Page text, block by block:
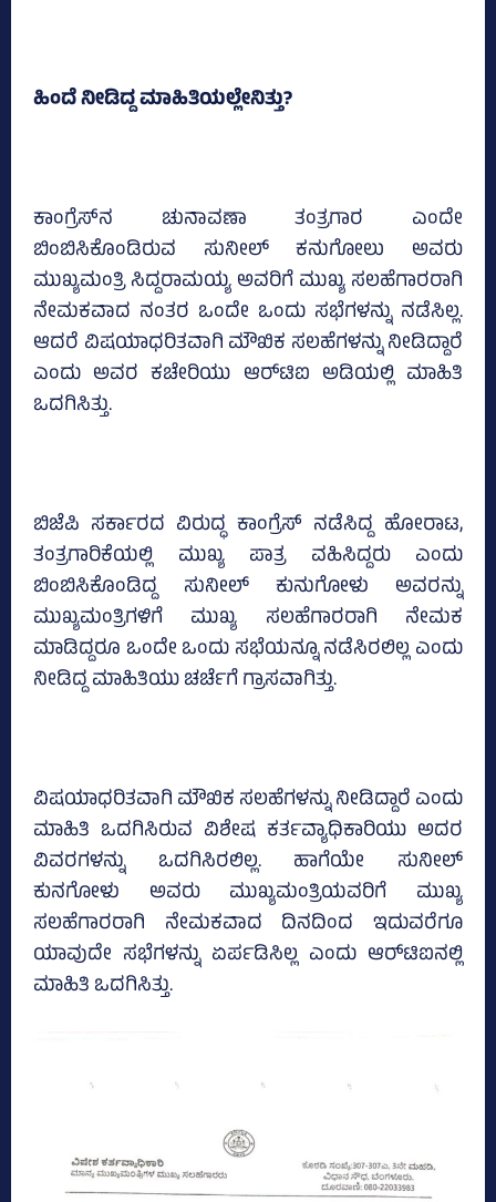
ಹಿಂದೆ ನೀಡಿದ್ದ ಮಾಹಿತಿಯಲ್ಲೇನಿತ್ತು?
ಕಾಂಗ್ರೆಸ್‌ನ ಚುನಾವಣಾ ತಂತ್ರಗಾರ ಎಂದೇ
ಬಿಂಬಿಸಿಕೊಂಡಿರುವ ಸುನೀಲ್ ಕನುಗೋಲು ಅವರು
ಮುಖ್ಯಮಂತ್ರಿ ಸಿದ್ದರಾಮಯ್ಯ ಅವರಿಗೆ ಮುಖ್ಯ ಸಲಹೆಗಾರರಾಗಿ
ನೇಮಕವಾದ ನಂತರ ಒಂದೇ ಒಂದು ಸಭೆಗಳನ್ನು ನಡೆಸಿಲ್ಲ.
ಆದರೆ ವಿಷಯಾಧರಿತವಾಗಿ ಮೌಖಿಕ ಸಲಹೆಗಳನ್ನು ನೀಡಿದ್ದಾರೆ
ಎಂದು ಅವರ ಕಚೇರಿಯು ಆರ್‌ಟಿಐ ಅಡಿಯಲ್ಲಿ ಮಾಹಿತಿ
ಒದಗಿಸಿತ್ತು.
ಬಿಜೆಪಿ ಸರ್ಕಾರದ ವಿರುದ್ಧ ಕಾಂಗ್ರೆಸ್‌ ನಡೆಸಿದ್ದ ಹೋರಾಟ,
ತಂತ್ರಗಾರಿಕೆಯಲ್ಲಿ ಮುಖ್ಯ ಪಾತ್ರ ವಹಿಸಿದ್ದರು ಎಂದು
ಬಿಂಬಿಸಿಕೊಂಡಿದ್ದ ಸುನೀಲ್‌ ಕುನುಗೋಳು ಅವರನ್ನು
ಮುಖ್ಯಮಂತ್ರಿಗಳಿಗೆ ಮುಖ್ಯ ಸಲಹೆಗಾರರಾಗಿ ನೇಮಕ
ಮಾಡಿದ್ದರೂ ಒಂದೇ ಒಂದು ಸಭೆಯನ್ನೂ ನಡೆಸಿರಲಿಲ್ಲ ಎಂದು
ನೀಡಿದ್ದ ಮಾಹಿತಿಯು ಚರ್ಚೆಗೆ ಗ್ರಾಸವಾಗಿತ್ತು.
ವಿಷಯಾಧರಿತವಾಗಿ ಮೌಖಿಕ ಸಲಹೆಗಳನ್ನು ನೀಡಿದ್ದಾರೆ ಎಂದು
ಮಾಹಿತಿ ಒದಗಿಸಿರುವ ವಿಶೇಷ ಕರ್ತವ್ಯಾಧಿಕಾರಿಯು ಅದರ
ವಿವರಗಳನ್ನು ಒದಗಿಸಿರಲಿಲ್ಲ. ಹಾಗೆಯೇ ಸುನೀಲ್‌
ಕುನಗೋಳು ಅವರು ಮುಖ್ಯಮಂತ್ರಿಯವರಿಗೆ ಮುಖ್ಯ
ಸಲಹೆಗಾರರಾಗಿ ನೇಮಕವಾದ ದಿನದಿಂದ ಇದುವರೆಗೂ
ಯಾವುದೇ ಸಭೆಗಳನ್ನು ಏರ್ಪಡಿಸಿಲ್ಲ ಎಂದು ಆರ್‌ಟಿಐನಲ್ಲಿ
ಮಾಹಿತಿ ಒದಗಿಸಿತ್ತು.